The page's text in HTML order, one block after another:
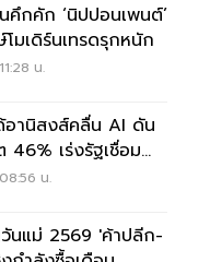
คึกคัก ‘นิปปอนเพนต์’
มเดิร์นเทรดรุกหนัก
น.
อานิสงส์คลื่น AI ดัน
46% เร่งรัฐเชื่อม
น.
วันแม่ 2569 'ค้าปลีก-